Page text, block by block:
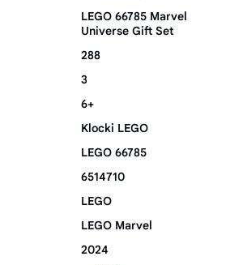
LEGO 66785 Marvel
Universe Gift Set
288
3
6+
Klocki LEGO
LEGO 66785
6514710
LEGO
LEGO Marvel
2024